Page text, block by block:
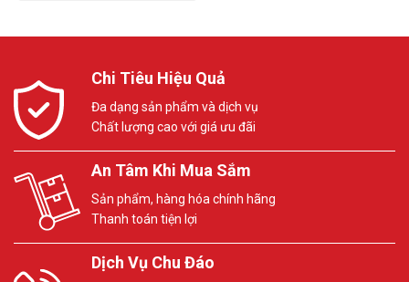
Chi Tiêu Hiệu Quả
Đa dạng sản phẩm và dịch vụ
Chất lượng cao với giá ưu đãi
An Tâm Khi Mua Sắm
Sản phẩm, hàng hóa chính hãng
Thanh toán tiện lợi
Dịch Vụ Chu Đáo